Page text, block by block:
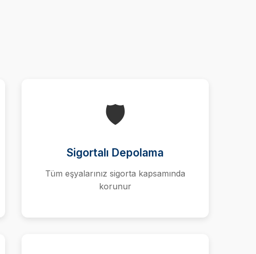
🛡️
Sigortalı Depolama
Tüm eşyalarınız sigorta kapsamında
korunur